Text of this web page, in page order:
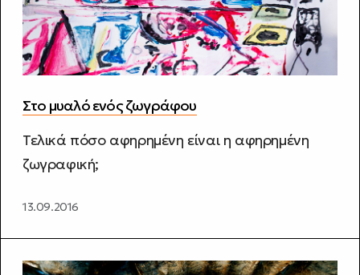
Στο μυαλό ενός ζωγράφου
Τελικά πόσο αφηρημένη είναι η αφηρημένη
ζωγραφική;
13.09.2016